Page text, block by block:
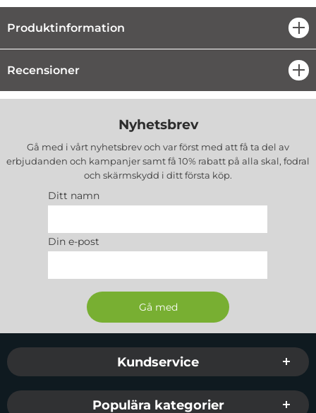
Produktinformation
Recensioner
Nyhetsbrev
Gå med i vårt nyhetsbrev och var först med att få ta del av
erbjudanden och kampanjer samt få 10% rabatt på alla skal, fodral
och skärmskydd i ditt första köp.
Ditt namn
Din e-post
Sidfot Blandad info och länkar
Kundservice
Populära kategorier